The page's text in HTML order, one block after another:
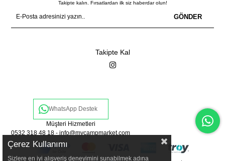
Takipte kalın. Fırsatlardan ilk siz haberdar olun!
GÖNDER
Takipte Kal
WhatsApp Destek
Müşteri Hizmetleri
0532 318 48 18 -info@mycampmarket.com
Çerez Kullanımı
Sizlere en iyi alışveriş deneyimini sunabilmek adına